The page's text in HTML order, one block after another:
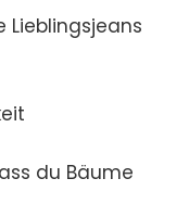
Lieblingsjeans
du Bäume